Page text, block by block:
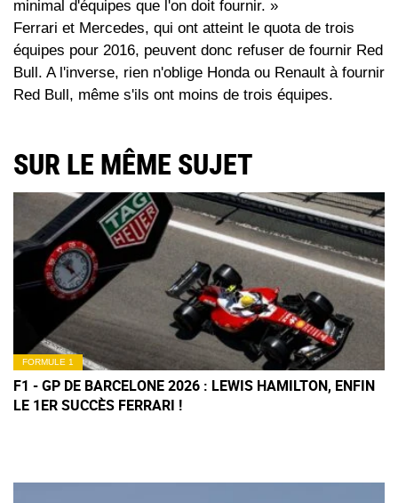
minimal d'équipes que l'on doit fournir. »
Ferrari et Mercedes, qui ont atteint le quota de trois
équipes pour 2016, peuvent donc refuser de fournir Red
Bull. A l'inverse, rien n'oblige Honda ou Renault à fournir
Red Bull, même s'ils ont moins de trois équipes.
SUR LE MÊME SUJET
FORMULE 1
F1 - GP DE BARCELONE 2026 : LEWIS HAMILTON, ENFIN
LE 1ER SUCCÈS FERRARI !